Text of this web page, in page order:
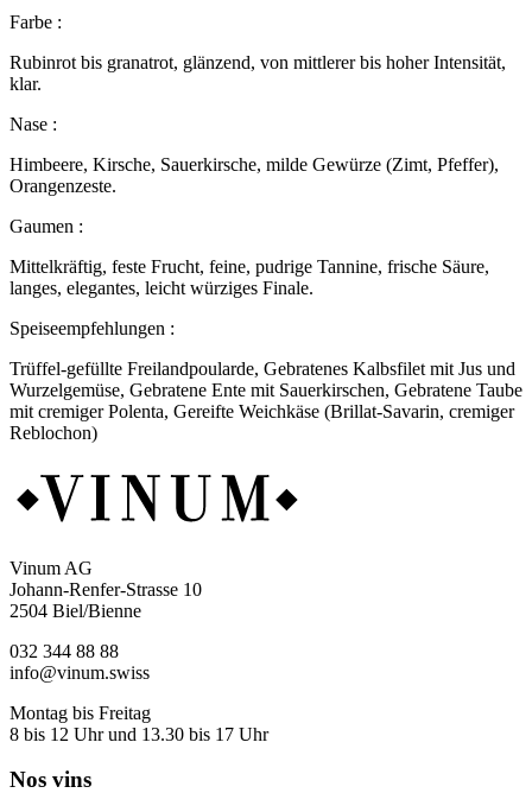
Farbe :
Rubinrot bis granatrot, glänzend, von mittlerer bis hoher Intensität,
klar.
Nase :
Himbeere, Kirsche, Sauerkirsche, milde Gewürze (Zimt, Pfeffer),
Orangenzeste.
Gaumen :
Mittelkräftig, feste Frucht, feine, pudrige Tannine, frische Säure,
langes, elegantes, leicht würziges Finale.
Speiseempfehlungen :
Trüffel-gefüllte Freilandpoularde, Gebratenes Kalbsfilet mit Jus und
Wurzelgemüse, Gebratene Ente mit Sauerkirschen, Gebratene Taube
mit cremiger Polenta, Gereifte Weichkäse (Brillat-Savarin, cremiger
Reblochon)
Vinum AG
Johann-Renfer-Strasse 10
2504 Biel/Bienne
032 344 88 88
info@vinum.swiss
Montag bis Freitag
8 bis 12 Uhr und 13.30 bis 17 Uhr
Nos vins